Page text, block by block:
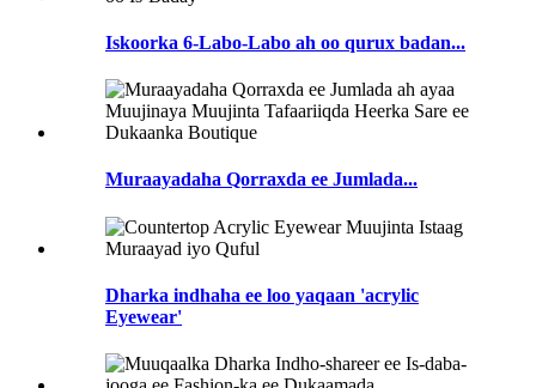
Iskoorka 6-Labo-Labo ah oo qurux badan...
Muraayadaha Qorraxda ee Jumlada...
Dharka indhaha ee loo yaqaan 'acrylic
Eyewear'